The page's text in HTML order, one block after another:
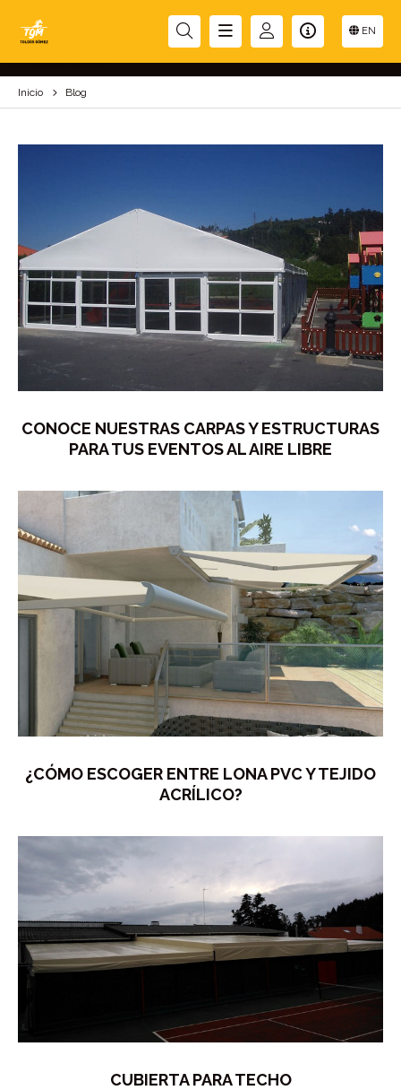
EN
BLOG
Inicio Blog
CONOCE NUESTRAS CARPAS Y ESTRUCTURAS
PARA TUS EVENTOS AL AIRE LIBRE
¿CÓMO ESCOGER ENTRE LONA PVC Y TEJIDO
ACRÍLICO?
CUBIERTA PARA TECHO